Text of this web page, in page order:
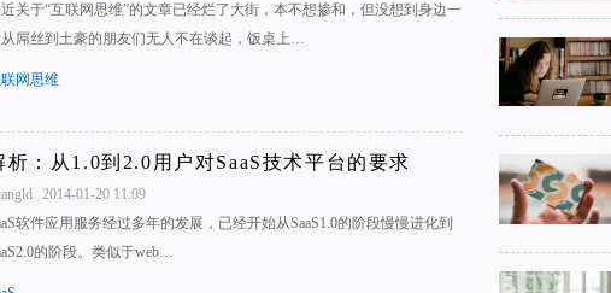
关于“互联网思维”的文章已经烂了大街，本不想掺和，但没想到身边一
屌丝到土豪的朋友们无人不在谈起，饭桌上…
网思维
析：从1.0到2.0用户对SaaS技术平台的要求
2014-01-20 11:09
软件应用服务经过多年的发展，已经开始从SaaS1.0的阶段慢慢进化到
的阶段。类似于web…